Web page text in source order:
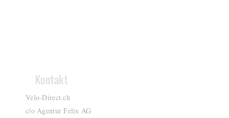
Kontakt
Velo-Direct.ch
c/o Agentur Felix AG